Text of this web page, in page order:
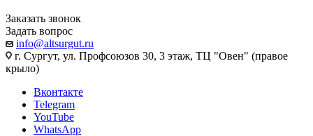
Заказать звонок
Задать вопрос
info@altsurgut.ru
г. Сургут, ул. Профсоюзов 30, 3 этаж, ТЦ "Овен" (правое
крыло)
Вконтакте
Telegram
YouTube
WhatsApp